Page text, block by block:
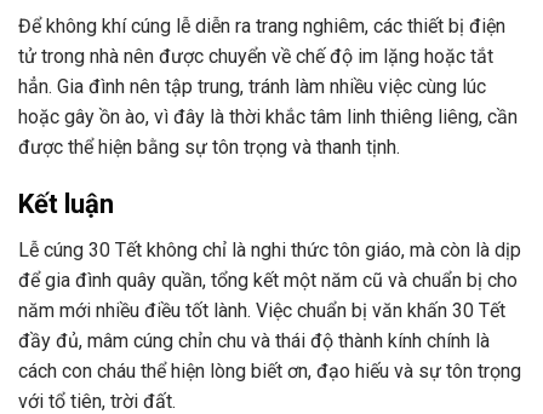
Để không khí cúng lễ diễn ra trang nghiêm, các thiết bị điện
tử trong nhà nên được chuyển về chế độ im lặng hoặc tắt
hẳn. Gia đình nên tập trung, tránh làm nhiều việc cùng lúc
hoặc gây ồn ào, vì đây là thời khắc tâm linh thiêng liêng, cần
được thể hiện bằng sự tôn trọng và thanh tịnh.
Kết luận
Lễ cúng 30 Tết không chỉ là nghi thức tôn giáo, mà còn là dịp
để gia đình quây quần, tổng kết một năm cũ và chuẩn bị cho
năm mới nhiều điều tốt lành. Việc chuẩn bị văn khấn 30 Tết
đầy đủ, mâm cúng chỉn chu và thái độ thành kính chính là
cách con cháu thể hiện lòng biết ơn, đạo hiếu và sự tôn trọng
với tổ tiên, trời đất.